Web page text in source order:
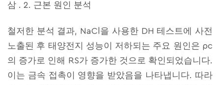
삼 . 2. 근본 원인 분석
철저한 분석 결과, NaCl을 사용한 DH 테스트에 사전
노출된 후 태양전지 성능이 저하되는 주요 원인은 ρc
의 증가로 인해 RS가 증가한 것으로 확인되었습니다.
이는 금속 접촉이 영향을 받았음을 나타냅니다. 따라